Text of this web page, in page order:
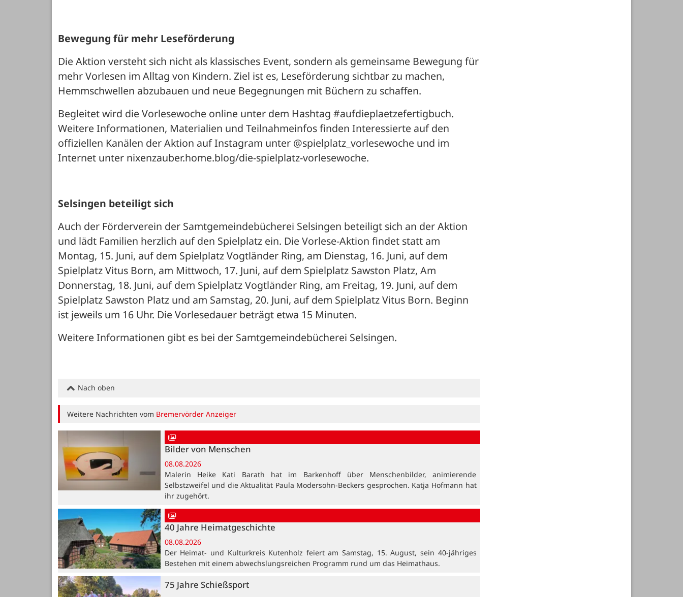
Bewegung für mehr Leseförderung
Die Aktion versteht sich nicht als klassisches Event, sondern als gemeinsame Bewegung für
mehr Vorlesen im Alltag von Kindern. Ziel ist es, Leseförderung sichtbar zu machen,
Hemmschwellen abzubauen und neue Begegnungen mit Büchern zu schaffen.
Begleitet wird die Vorlesewoche online unter dem Hashtag #aufdieplaetzefertigbuch.
Weitere Informationen, Materialien und Teilnahmeinfos finden Interessierte auf den
offiziellen Kanälen der Aktion auf Instagram unter @spielplatz_vorlesewoche und im
Internet unter nixenzauber.home.blog/die-spielplatz-vorlesewoche.
Selsingen beteiligt sich
Auch der Förderverein der Samtgemeindebücherei Selsingen beteiligt sich an der Aktion
und lädt Familien herzlich auf den Spielplatz ein. Die Vorlese-Aktion findet statt am
Montag, 15. Juni, auf dem Spielplatz Vogtländer Ring, am Dienstag, 16. Juni, auf dem
Spielplatz Vitus Born, am Mittwoch, 17. Juni, auf dem Spielplatz Sawston Platz, Am
Donnerstag, 18. Juni, auf dem Spielplatz Vogtländer Ring, am Freitag, 19. Juni, auf dem
Spielplatz Sawston Platz und am Samstag, 20. Juni, auf dem Spielplatz Vitus Born. Beginn
ist jeweils um 16 Uhr. Die Vorlesedauer beträgt etwa 15 Minuten.
Weitere Informationen gibt es bei der Samtgemeindebücherei Selsingen.
Nach oben
Weitere Nachrichten vom Bremervörder Anzeiger
Bilder von Menschen
08.08.2026
Malerin Heike Kati Barath hat im Barkenhoff über Menschenbilder, animierende
Selbstzweifel und die Aktualität Paula Modersohn-Beckers gesprochen. Katja Hofmann hat
ihr zugehört.
40 Jahre Heimatgeschichte
08.08.2026
Der Heimat- und Kulturkreis Kutenholz feiert am Samstag, 15. August, sein 40-jähriges
Bestehen mit einem abwechslungsreichen Programm rund um das Heimathaus.
75 Jahre Schießsport